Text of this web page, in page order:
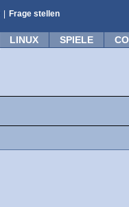
Frage stellen
LINUX SPIELE